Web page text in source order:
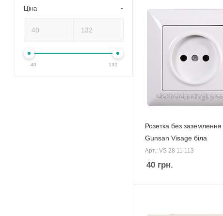
Розетка без заземлення
Gunsan Visage біла
Арт.: VS 28 11 113
40 грн.
Ціна
40 132